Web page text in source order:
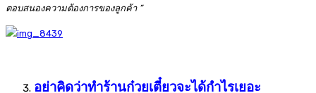
ตอบสนองความต้องการของลูกค้า ”
อย่าคิดว่าทำร้านก๋วยเตี๋ยวจะได้กำไรเยอะ